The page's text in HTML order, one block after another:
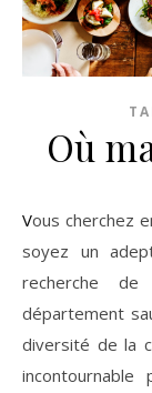
Où
Vous cherchez encore où manger dans le Tarn ? Que vous
soyez un
recherche de
département
diversité de la